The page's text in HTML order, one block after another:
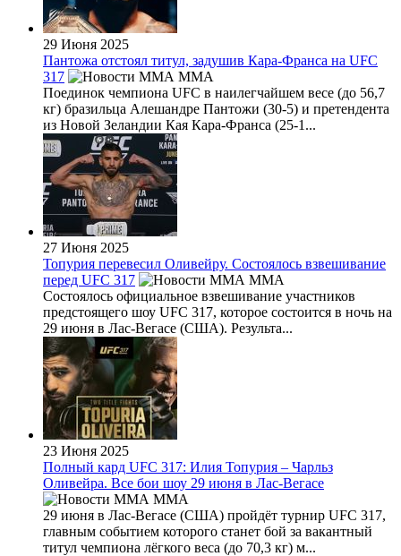
29 Июня 2025
Пантожа отстоял титул, задушив Кара-Франса на UFC
317
MMA
Поединок чемпиона UFC в наилегчайшем весе (до 56,7
кг) бразильца Алешандре Пантожи (30-5) и претендента
из Новой Зеландии Кая Кара-Франса (25-1...
27 Июня 2025
Топурия перевесил Оливейру. Состоялось взвешивание
перед UFC 317
MMA
Состоялось официальное взвешивание участников
предстоящего шоу UFC 317, которое состоится в ночь на
29 июня в Лас-Вегасе (США). Результа...
23 Июня 2025
Полный кард UFC 317: Илия Топурия – Чарльз
Оливейра. Все бои шоу 29 июня в Лас-Вегасе
MMA
29 июня в Лас-Вегасе (США) пройдёт турнир UFC 317,
главным событием которого станет бой за вакантный
титул чемпиона лёгкого веса (до 70,3 кг) м...